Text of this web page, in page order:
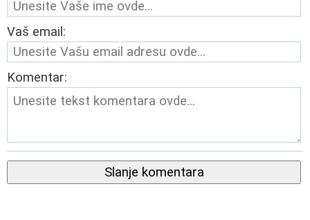
Vaš email:
Komentar:
Slanje komentara